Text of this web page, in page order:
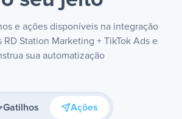
e ações disponíveis na integração
RD Station Marketing + TikTok Ads e
sua automatização
Gatilhos Ações